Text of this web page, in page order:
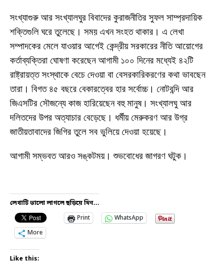
সংখ্যাগুরু আর সংখ্যালঘুর বিবাদের কুরাজনীতির সুফল সাম্প্রদায়িক
শক্তিগুলি ঘরে তুলেছে। সময় এখন সংহত থাকার। এ লেখা
সম্পাদকের মেলে যাওয়ার আগেই কেন্দ্রীয় সরকারের নীতি আয়োগের
কর্তাব্যক্তিরা ঘোষণা করেছেন আগামী ১০০ দিনের মধ্যেই ৪২টি
রাষ্ট্রায়ত্ত সংস্থাকে বেচে দেওয়া বা বেসরকারিকরণের কথা ভাবছেন
তারা। বিগত ৪৫ বছরে বেকারত্বের হার সর্বোচ্চ। নোটবন্দি আর
জিএসটির সৌজন্যে কাজ হারিয়েছেন বহু মানুষ। সংখ্যালঘু আর
দলিতদের উপর অত্যাচার বেড়েছে। ধর্মীয় মেরুকরণ আর উগ্র
জাতীয়তাবাদের জিগির তুলে সব ভুলিয়ে দেওয়া হয়েছে।
আগামী সম্ভবত আরও সঙ্কটময়। শুভবোধের জাগরণ ঘটুক।
লেখাটি ভালো লাগলে ছড়িয়ে দিন...
Print
WhatsApp
More
Like this: